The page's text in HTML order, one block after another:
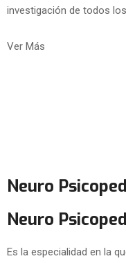
investigación de todos
Ver Más
Neuro
Neuro
Es la especialidad en la